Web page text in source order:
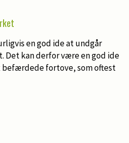
en god ide at undgår
Det kan derfor være en god ide
fortove, som oftest